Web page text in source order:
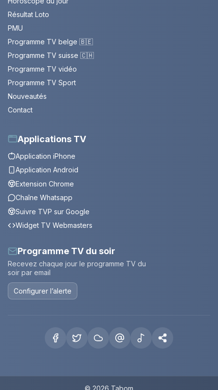
Résultat Loto
PMU
Programme TV belge 🇧🇪
Programme TV suisse 🇨🇭
Programme TV vidéo
Programme TV Sport
Nouveautés
Contact
Applications TV
Application iPhone
Application Android
Extension Chrome
Chaîne Whatsapp
Suivre TVP sur Google
Widget TV Webmasters
Programme TV du soir
Recevez chaque jour le programme TV du
soir par email
Configurer l’alerte
© 2026 Tabom